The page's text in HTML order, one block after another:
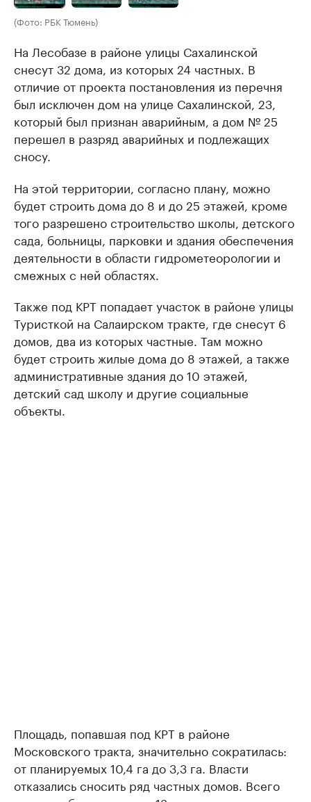
(Фото: РБК Тюмень)
На Лесобазе в районе улицы Сахалинской
снесут 32 дома, из которых 24 частных. В
отличие от проекта постановления из перечня
был исключен дом на улице Сахалинской, 23,
который был признан аварийным, а дом № 25
перешел в разряд аварийных и подлежащих
сносу.
На этой территории, согласно плану, можно
будет строить дома до 8 и до 25 этажей, кроме
того разрешено строительство школы, детского
сада, больницы, парковки и здания обеспечения
деятельности в области гидрометеорологии и
смежных с ней областях.
Также под КРТ попадает участок в районе улицы
Туристкой на Салаирском тракте, где снесут 6
домов, два из которых частные. Там можно
будет строить жилые дома до 8 этажей, а также
административные здания до 10 этажей,
детский сад школу и другие социальные
объекты.
Площадь, попавшая под КРТ в районе
Московского тракта, значительно сократилась:
от планируемых 10,4 га до 3,3 га. Власти
отказались сносить ряд частных домов. Всего